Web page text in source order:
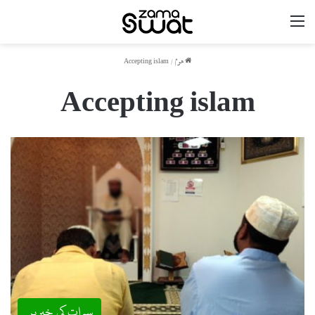
ھوم/
Accepting islam
Accepting islam